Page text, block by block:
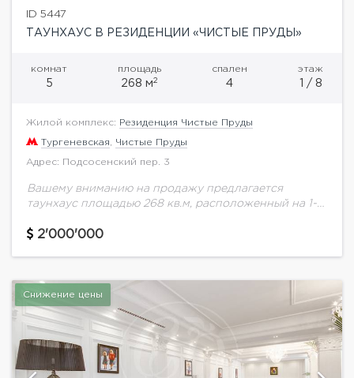
ID 5447
ТАУНХАУС В РЕЗИДЕНЦИИ «ЧИСТЫЕ ПРУДЫ»
комнат
5
площадь
268 м2
спален
4
этаж
1 / 8
Жилой комплекс: Резиденция Чистые Пруды
Тургеневская Чистые Пруды
Адрес: Подсосенский пер. 3
Вашему вниманию на продажу предлагается
таунхаус площадью 268 кв.м, расположенный на 1-2
Отделка квартир «под ключ» выполняются с
2'000'000
Снижение цены